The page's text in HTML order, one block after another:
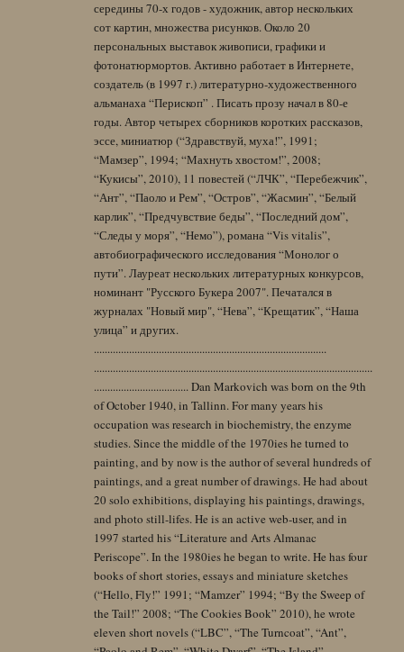
середины 70-х годов - художник, автор нескольких
сот картин, множества рисунков. Около 20
персональных выставок живописи, графики и
фотонатюрмортов. Активно работает в Интернете,
создатель (в 1997 г.) литературно-художественного
альманаха “Перископ” . Писать прозу начал в 80-е
годы. Автор четырех сборников коротких рассказов,
эссе, миниатюр (“Здравствуй, муха!”, 1991;
“Мамзер”, 1994; “Махнуть хвостом!”, 2008;
“Кукисы”, 2010), 11 повестей (“ЛЧК”, “Перебежчик”,
“Ант”, “Паоло и Рем”, “Остров”, “Жасмин”, “Белый
карлик”, “Предчувствие беды”, “Последний дом”,
“Следы у моря”, “Немо”), романа “Vis vitalis”,
автобиографического исследования “Монолог о
пути”. Лауреат нескольких литературных конкурсов,
номинант "Русского Букера 2007". Печатался в
журналах "Новый мир", “Нева”, “Крещатик”, “Наша
улица” и других.
......................................................................................
.......................................................................................................
................................... Dan Markovich was born on the 9th
of October 1940, in Tallinn. For many years his
occupation was research in biochemistry, the enzyme
studies. Since the middle of the 1970ies he turned to
painting, and by now is the author of several hundreds of
paintings, and a great number of drawings. He had about
20 solo exhibitions, displaying his paintings, drawings,
and photo still-lifes. He is an active web-user, and in
1997 started his “Literature and Arts Almanac
Periscope”. In the 1980ies he began to write. He has four
books of short stories, essays and miniature sketches
(“Hello, Fly!” 1991; “Mamzer” 1994; “By the Sweep of
the Tail!” 2008; “The Cookies Book” 2010), he wrote
eleven short novels (“LBC”, “The Turncoat”, “Ant”,